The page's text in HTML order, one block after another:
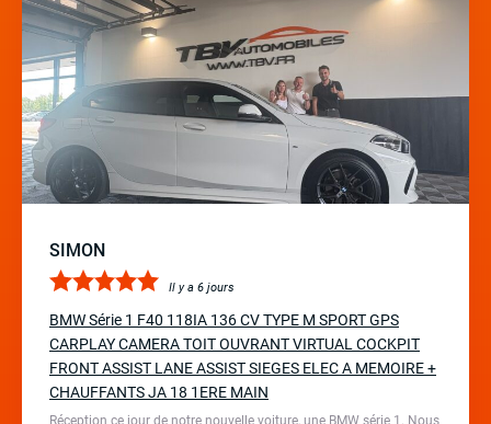
SIMON
Il y a 6 jours
BMW Série 1 F40 118IA 136 CV TYPE M SPORT GPS
CARPLAY CAMERA TOIT OUVRANT VIRTUAL COCKPIT
FRONT ASSIST LANE ASSIST SIEGES ELEC A MEMOIRE +
CHAUFFANTS JA 18 1ERE MAIN
Réception ce jour de notre nouvelle voiture, une BMW série 1. Nous